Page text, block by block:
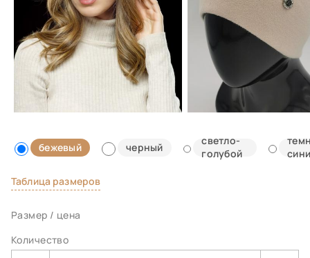
бежевый черный
светло-
голубой
Таблица размеров
Размер / цена
Количество